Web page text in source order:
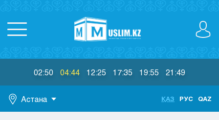
02:50 04:44 12:25 17:35 19:55 21:49
Астана ҚАЗ РУС QAZ